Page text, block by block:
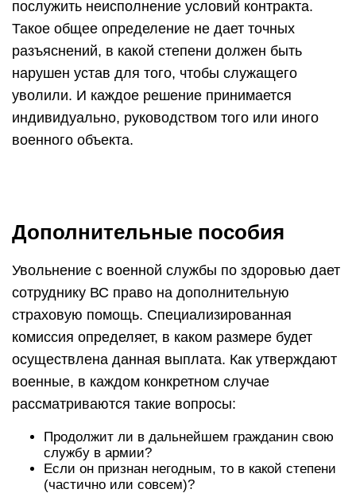
послужить неисполнение условий контракта.
Такое общее определение не дает точных
разъяснений, в какой степени должен быть
нарушен устав для того, чтобы служащего
уволили. И каждое решение принимается
индивидуально, руководством того или иного
военного объекта.
Дополнительные пособия
Увольнение с военной службы по здоровью дает
сотруднику ВС право на дополнительную
страховую помощь. Специализированная
комиссия определяет, в каком размере будет
осуществлена данная выплата. Как утверждают
военные, в каждом конкретном случае
рассматриваются такие вопросы:
Продолжит ли в дальнейшем гражданин свою
службу в армии?
Если он признан негодным, то в какой степени
(частично или совсем)?